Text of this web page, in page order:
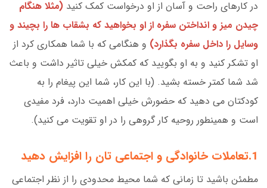
در کارهای راحت و آسان از او درخواست کمک کنید (مثلا هنگام
چیدن میز و انداختن سفره از او بخواهید که بشقاب ها را بچیند و
وسایل را داخل سفره بگذارد) و هنگامی که با شما همکاری کرد از
او تشکر کنید و به او بگویید که کمکش خیلی تاثیر داشت و باعث
شد شما کمتر خسته بشید. (با این کار، شما این پیغام را به
کودکتان می دهید که حضورش خیلی اهمیت دارد، فرد مفیدی
است و همینطور روحیه کار گروهی را در او تقویت می کنید).
1.تعاملات خانوادگی و اجتماعی تان را افزایش دهید
مطمئن باشید تا زمانی که شما محیط محدودی را از نظر اجتماعی